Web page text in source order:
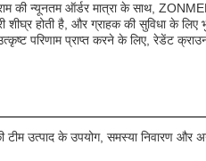
की न्यूनतम ऑर्डर मात्रा के साथ,
होती है, और ग्राहक की सुविधा के लिए
परिणाम प्राप्त करने के लिए, रेडेंट
टीम उत्पाद के उपयोग, समस्या निवारण